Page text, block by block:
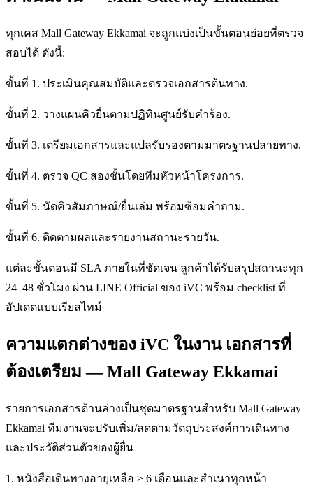
ทุกเคส Mall Gateway Ekkamai จะถูกแบ่งเป็นขั้นตอนย่อยที่ตรวจ
สอบได้ ดังนี้:
ขั้นที่ 1. ประเมินคุณสมบัติและตรวจเอกสารต้นทาง.
ขั้นที่ 2. วางแผนคิวยื่นตามปฏิทินศูนย์รับคำร้อง.
ขั้นที่ 3. เตรียมเอกสารและแปลรับรองตามมาตรฐานปลายทาง.
ขั้นที่ 4. ตรวจ QC สองชั้นโดยทีมหัวหน้าโครงการ.
ขั้นที่ 5. นัดคิวสัมภาษณ์/ยื่นเล่ม พร้อมซ้อมคำถาม.
ขั้นที่ 6. ติดตามผลและรายงานสถานะรายวัน.
แต่ละขั้นตอนมี SLA ภายในที่ชัดเจน ลูกค้าได้รับสรุปสถานะทุก
24–48 ชั่วโมง ผ่าน LINE Official ของ iVC พร้อม checklist ที่
อัปเดตแบบเรียลไทม์
ความแตกต่างของ iVC ในงาน เอกสารที่
ต้องเตรียม — Mall Gateway Ekkamai
รายการเอกสารด้านล่างเป็นชุดมาตรฐานสำหรับ Mall Gateway
Ekkamai ทีมงานจะปรับเพิ่ม/ลดตามวัตถุประสงค์การเดินทาง
และประวัติส่วนตัวของผู้ยื่น
1. หนังสือเดินทางอายุเหลือ ≥ 6 เดือนและสำเนาทุกหน้า